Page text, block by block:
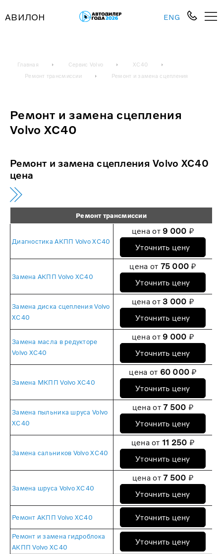
АВИЛОН ENG
Главная Сервис Volvo
XC40
Ремонт трансмиссии
Ремонт и замена сцепления
Ремонт и замена сцепления
Volvo XC40
Ремонт и замена сцепления Volvo XC40
цена
Ремонт трансмиссии
Диагностика АКПП Volvo XC40
цена от 9 000 ₽
Уточнить цену
Замена АКПП Volvo XC40
цена от 75 000 ₽
Уточнить цену
Замена диска сцепления Volvo
XC40
цена от3 000 ₽
Уточнить цену
Замена масла в редукторе
Volvo XC40
цена от 9 000 ₽
Уточнить цену
Замена МКПП Volvo XC40
цена от 60 000 ₽
Уточнить цену
Замена пыльника шруса Volvo
XC40
цена от7 500 ₽
Уточнить цену
Замена сальников Volvo XC40
цена от 11 250 ₽
Уточнить цену
Замена шруса Volvo XC40
цена от7 500 ₽
Уточнить цену
Ремонт АКПП Volvo XC40 Уточнить цену
Ремонт и замена гидроблока
АКПП Volvo XC40
Уточнить цену